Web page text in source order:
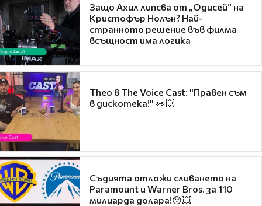
Защо Ахил липсва от „Одисей“ на
Кристофър Нолън? Най-
странното решение във филма
всъщност има логика
Theo в The Voice Cast: "Правен съм
в дискотека!" 👀💥
Съдията отложи сливането на
Paramount и Warner Bros. за 110
милиарда долара!😯💥